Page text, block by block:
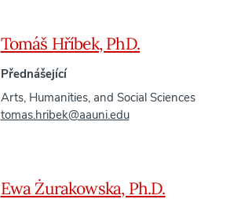
Tomáš Hříbek, PhD.
Přednášející
Arts, Humanities, and Social Sciences
tomas.hribek@aauni.edu
Ewa Żurakowska, Ph.D.